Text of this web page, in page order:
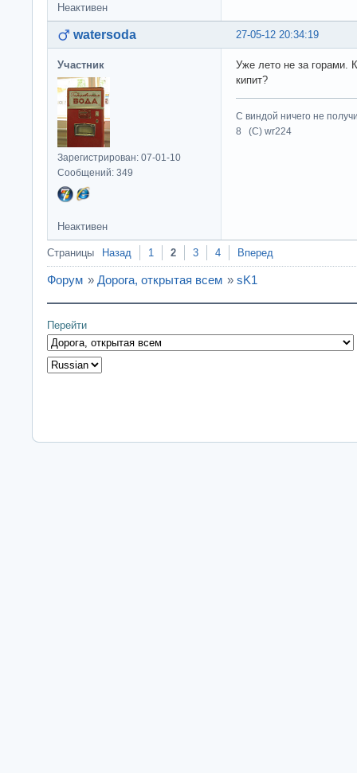
Неактивен
27-05-12 20:34:19
watersoda
Участник
Зарегистрирован: 07-01-10
Сообщений: 349
Уже лето не за горами.
кипит?
С виндой ничего не
8 (C) wr224
Неактивен
Страницы Назад 1 2 3 4 Вперед
Форум » Дорога, открытая всем » sK1
Перейти